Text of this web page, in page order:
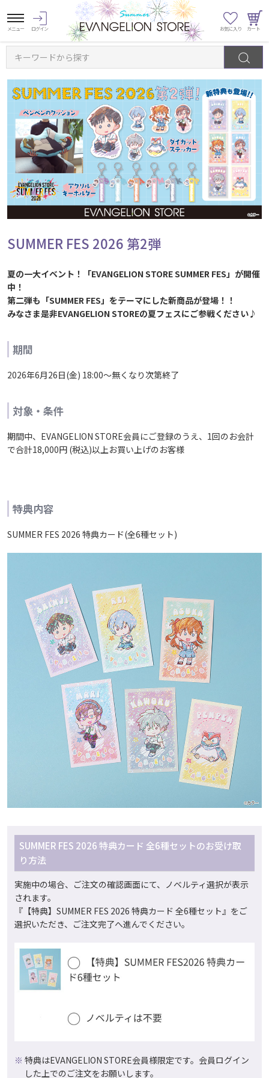
キーワードから探す
SUMMER FES 2026 第2弾
夏の一大イベント！「EVANGELION STORE SUMMER FES」が開催
中！
第二弾も「SUMMER FES」をテーマにした新商品が登場！！
みなさま是非EVANGELION STOREの夏フェスにご参戦ください♪
期間
2026年6月26日(金) 18:00～無くなり次第終了
対象・条件
期間中、EVANGELION STORE会員にご登録のうえ、1回のお会計
で合計18,000円 (税込)以上お買い上げのお客様
特典内容
SUMMER FES 2026 特典カード(全6種セット)
SUMMER FES 2026 特典カード 全6種セットのお受け取
り方法
実施中の場合、ご注文の確認画面にて、ノベルティ選択が表示
されます。
『【特典】SUMMER FES 2026 特典カード 全6種セット』をご
選択いただき、ご注文完了へ進んでください。
特典はEVANGELION STORE会員様限定です。会員ログイン
した上でのご注文をお願いします。